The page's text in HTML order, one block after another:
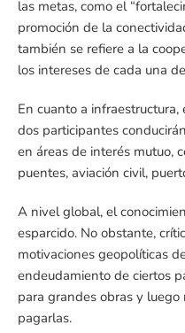
las metas, como el
promoción de la
también se refiere a la
los intereses de cada una
En cuanto a
dos participantes
en áreas de interés mutuo,
puentes, aviación civil,
A nivel global, el
esparcido. No obstante,
motivaciones geopolíticas
endeudamiento de ciertos
para grandes obras y
pagarlas.